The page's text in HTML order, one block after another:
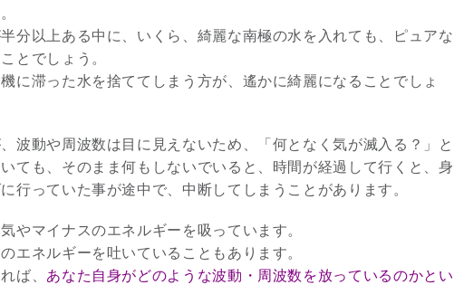
分以上ある中に、いくら、綺麗な南極の水を入れても、ピュアな
とでしょう。
に滞った水を捨ててしまう方が、遙かに綺麗になることでしょ
波動や周波数は目に見えないため、「何となく気が滅入る？」と
ても、そのまま何もしないでいると、時間が経過して行くと、身
行っていた事が途中で、中断してしまうことがあります。
やマイナスのエネルギーを吸っています。
エネルギーを吐いていることもあります。
ば、 あなた自身がどのような波動・周波数を放っているのかとい